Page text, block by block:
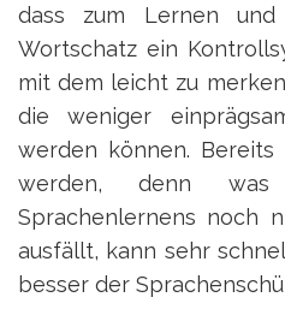
dass zum Lernen
Wortschatz ein
mit dem leicht zu
die weniger
werden können.
werden, denn
Sprachenlernens noch
ausfällt, kann sehr
besser der